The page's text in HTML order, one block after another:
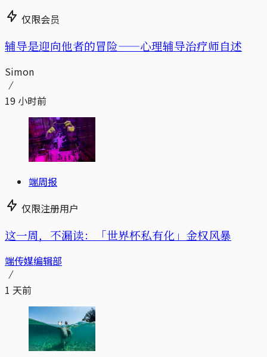
仅限会员
辅导是迎向他者的冒险——心理辅导治疗师自述
Simon
19 小时前
端周报
仅限注册用户
这一周，不漏读：「世界杯私有化」金权风暴
端传媒编辑部
1 天前